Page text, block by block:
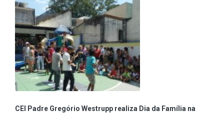
CEI Padre Gregório Westrupp realiza Dia da Família na